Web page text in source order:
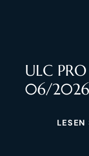
ULC
06/2026